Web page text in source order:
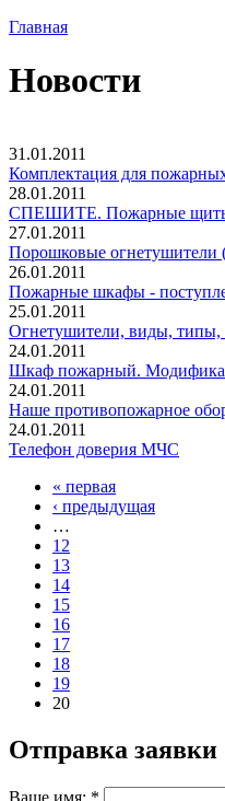
Главная
Новости
31.01.2011
Комплектация для
28.01.2011
СПЕШИТЕ. Пожарные щиты,
27.01.2011
Порошковые огнетушители
26.01.2011
Пожарные шкафы -
25.01.2011
Огнетушители, виды, типы,
24.01.2011
Шкаф пожарный.
24.01.2011
Наше противопожарное
24.01.2011
Телефон доверия МЧС
« первая
‹ предыдущая
…
12
13
14
15
16
17
18
19
20
Отправка заявки
Ваше имя: *